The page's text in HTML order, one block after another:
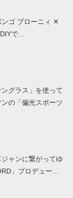
ンゴ ブローニィ ✕
で…
グラス」を使って
の「偏光スポーツ
ャンに繋がってゆ
」プロデュー…